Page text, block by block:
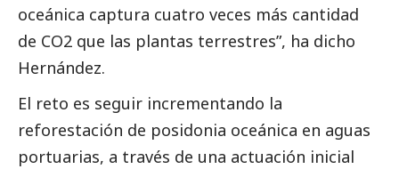
oceánica captura cuatro veces más cantidad
de CO2 que las plantas terrestres”, ha dicho
Hernández.
El reto es seguir incrementando la
reforestación de posidonia oceánica en aguas
portuarias, a través de una actuación inicial